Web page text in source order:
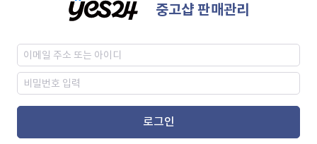
중고샵 판매관리
로그인